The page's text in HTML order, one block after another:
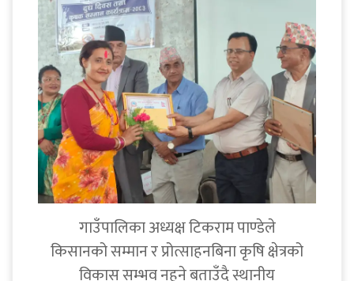
गाउँपालिका अध्यक्ष टिकराम पाण्डेले
किसानको सम्मान र प्रोत्साहनबिना कृषि क्षेत्रको